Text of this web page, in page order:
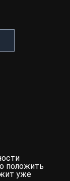
положить
уже